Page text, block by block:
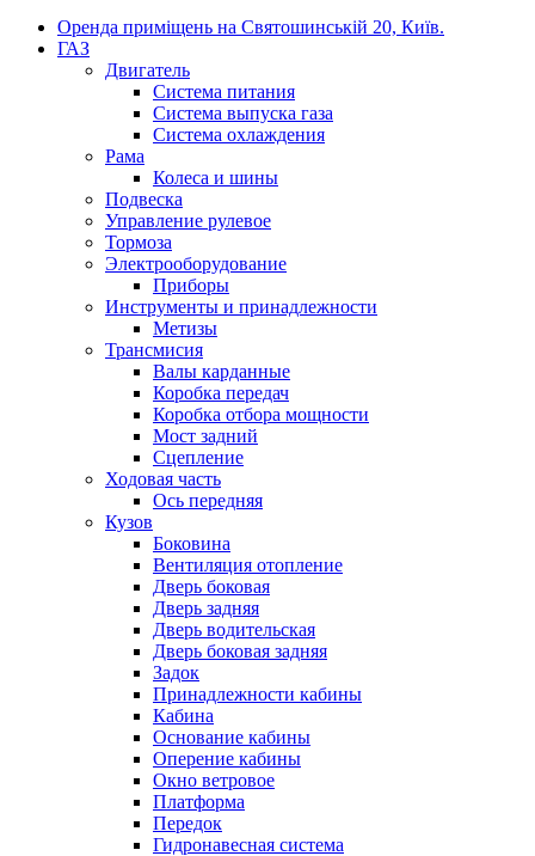
Оренда приміщень на Святошинській 20, Київ.
ГАЗ
Двигатель
Система питания
Система выпуска газа
Система охлаждения
Рама
Колеса и шины
Подвеска
Управление рулевое
Тормоза
Электрооборудование
Приборы
Инструменты и принадлежности
Метизы
Трансмисия
Валы карданные
Коробка передач
Коробка отбора мощности
Мост задний
Сцепление
Ходовая часть
Ось передняя
Кузов
Боковина
Вентиляция отопление
Дверь боковая
Дверь задняя
Дверь водительская
Дверь боковая задняя
Задок
Принадлежности кабины
Кабина
Основание кабины
Оперение кабины
Окно ветровое
Платформа
Передок
Гидронавесная система